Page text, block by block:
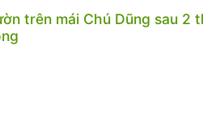
trên mái Chú Dũng sau 2